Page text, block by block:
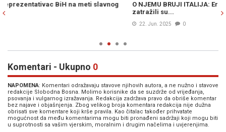
O NJEMU BRUJI ITALIJA: Ermedin Demirović na meti velikana,
Komentari - Ukupno 0
NAPOMENA: Komentari odražavaju stavove njihovih autora, a ne nužno i stavove
redakcije Slobodna Bosna. Molimo korisnike da se suzdrže od vrijeđanja,
psovanja i vulgarnog izražavanja. Redakcija zadržava pravo da obriše komentar
bez najave i objašnjenja. Zbog velikog broja komentara redakcija nije dužna
obrisati sve komentare koji krše pravila. Kao čitalac također prihvatate
mogućnost da među komentarima mogu biti pronađeni sadržaji koji mogu biti
u suprotnosti sa vašim vjerskim, moralnim i drugim načelima i uvjerenjima.